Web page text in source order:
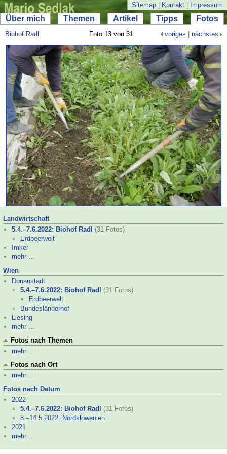
Sitemap Kontakt Impressum
Über mich Themen Artikel Tipps Fotos
Biohof Radl Foto 13 von 31 voriges nächstes
Landwirtschaft
5.4.–7.6.2022: Biohof Radl
(31 Fotos)
Erdbeerwelt
Imker
mehr ...
Wien
Donaustadt
5.4.–7.6.2022: Biohof Radl
(31 Fotos)
Erdbeerwelt
Bundesländerhof
Liesing
mehr ...
Fotos nach Themen
mehr ...
Fotos nach Ort
mehr ...
Fotos nach Datum
2022
5.4.–7.6.2022: Biohof Radl
(31 Fotos)
8.–14.5.2022: Nordslowenien
2021
mehr ...